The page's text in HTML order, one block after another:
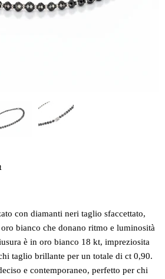
con diamanti neri taglio sfaccettato,
bianco che donano ritmo e luminosità
è in oro bianco 18 kt, impreziosita
taglio brillante per un totale di ct 0,90.
e contemporaneo, perfetto per chi